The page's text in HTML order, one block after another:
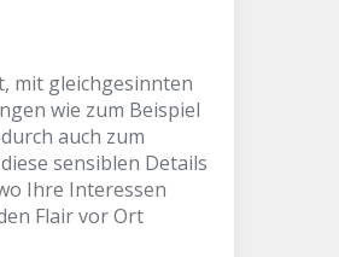
mit gleichgesinnten
wie zum Beispiel
auch zum
sensiblen Details
Ihre Interessen
Flair vor Ort